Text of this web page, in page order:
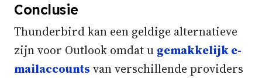
Conclusie
Thunderbird kan een geldige alternatieve
zijn voor Outlook omdat u gemakkelijk e-
mailaccounts van verschillende providers